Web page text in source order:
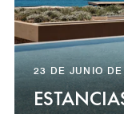
23 DE JUNIO